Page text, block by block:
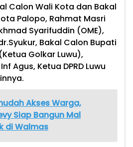
Calon Wali Kota dan Bakal
Palopo, Rahmat Masri
Syarifuddin (OME),
Bakal Calon Bupati
Golkar Luwu),
Agus, Ketua DPRD Luwu
Akses Warga,
Siap Bangun Mal
di Walmas